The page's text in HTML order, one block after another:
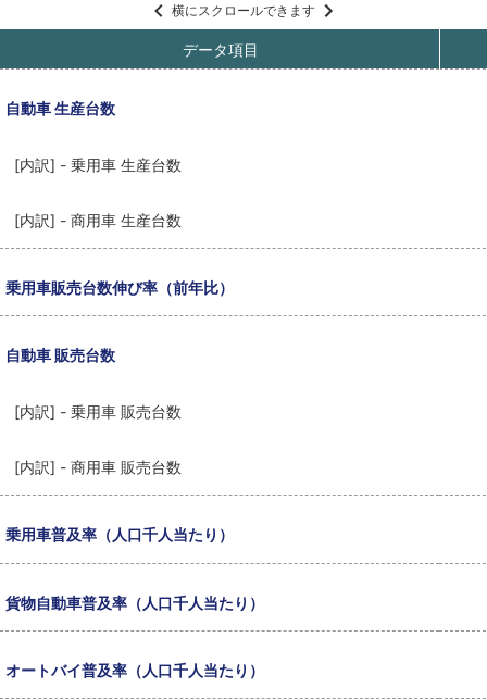
横にスクロールできます
データ項目
自動車 生産台数
[内訳] - 乗用車 生産台数
[内訳] - 商用車 生産台数
乗用車販売台数伸び率（前年比）
自動車 販売台数
[内訳] - 乗用車 販売台数
[内訳] - 商用車 販売台数
乗用車普及率（人口千人当たり）
貨物自動車普及率（人口千人当たり）
オートバイ普及率（人口千人当たり）